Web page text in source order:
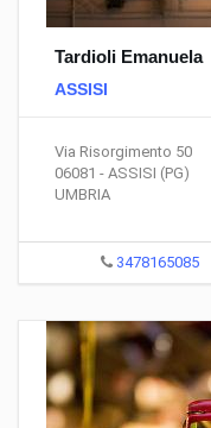
Tardioli Emanuela
ASSISI
Via Risorgimento 50
06081 - ASSISI (PG)
UMBRIA
3478165085